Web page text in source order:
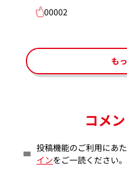
00002
も
コメ
投稿機能のご利用にあ
インをご一読ください。